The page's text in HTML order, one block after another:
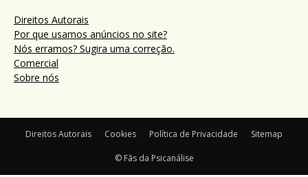
Direitos Autorais
Por que usamos anúncios no site?
Nós erramos? Sugira uma correção.
Comercial
Sobre nós
Direitos Autorais Cookies Política de Privacidade Sitemap
© Fãs da Psicanálise